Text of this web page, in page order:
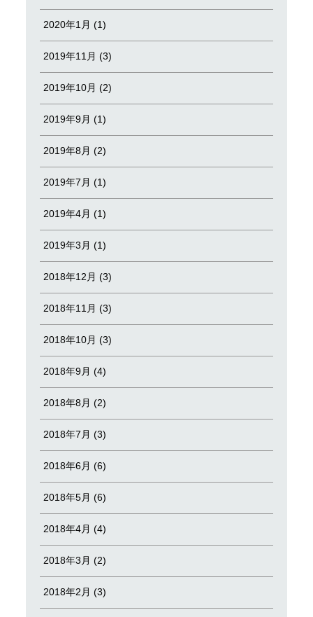
2020年1月 (1)
2019年11月 (3)
2019年10月 (2)
2019年9月 (1)
2019年8月 (2)
2019年7月 (1)
2019年4月 (1)
2019年3月 (1)
2018年12月 (3)
2018年11月 (3)
2018年10月 (3)
2018年9月 (4)
2018年8月 (2)
2018年7月 (3)
2018年6月 (6)
2018年5月 (6)
2018年4月 (4)
2018年3月 (2)
2018年2月 (3)